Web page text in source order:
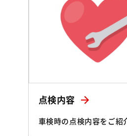
点検内容
車検時の点検内容をご紹